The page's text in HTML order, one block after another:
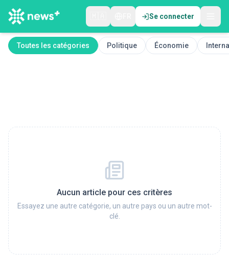
Se connecter
Toutes les catégories Politique Économie
Aucun article pour ces critères
Essayez une autre catégorie, un autre pays ou un autre mot-
clé.